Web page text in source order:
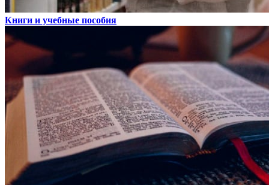
Книги и учебные пособия